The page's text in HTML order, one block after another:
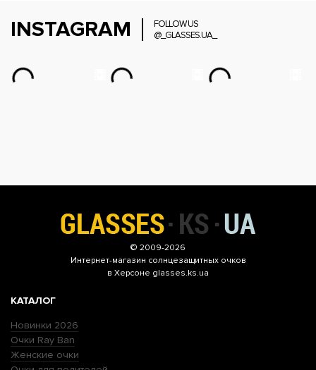
INSTAGRAM
FOLLOW US
@_GLASSES.UA_
© 2009-2026
Интернет-магазин солнцезащитных очков
в Херсоне glasses.ks.ua
КАТАЛОГ
Новинки 2026
Очки Ray Ban
Женские очки